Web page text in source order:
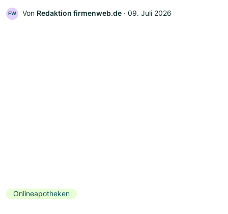
FW Von Redaktion firmenweb.de ‧ 09. Juli 2026
Onlineapotheken